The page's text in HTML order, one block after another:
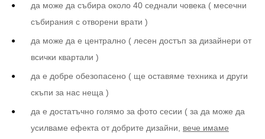
да може да събира около 40 седнали човека ( месечни
събирания с отворени врати )
да може да е централно ( лесен достъп за дизайнери от
всички квартали )
да е добре обезопасено ( ще оставяме техника и други
скъпи за нас неща )
да е достатъчно голямо за фото сесии ( за да може да
усилваме ефекта от добрите дизайни, вече имаме